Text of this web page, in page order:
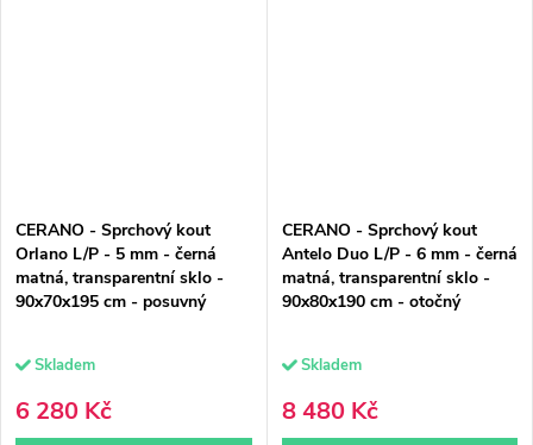
CERANO - Sprchový kout
Orlano L/P - 5 mm - černá
matná, transparentní sklo -
90x70x195 cm - posuvný
Skladem
6 280 Kč
CERANO - Sprchový kout
Antelo Duo L/P - 6 mm - černá
matná, transparentní sklo -
90x80x190 cm - otočný
Skladem
8 480 Kč